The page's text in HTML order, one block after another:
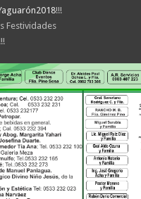
!!!
Festividades